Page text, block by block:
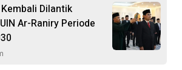
Dilantik
Ar-Raniry Periode